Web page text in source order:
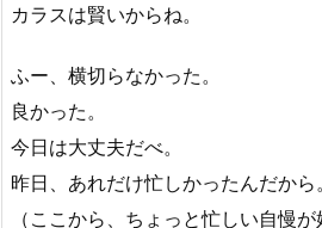
カラスは賢いからね。
ふー、横切らなかった。
良かった。
今日は大丈夫だべ。
昨日、あれだけ忙しかったんだから。
（ここから、ちょっと忙しい自慢が